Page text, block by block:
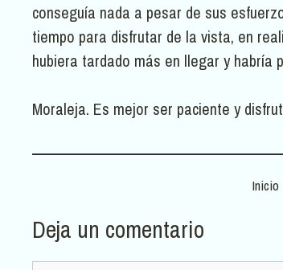
conseguía nada a pesar de sus
tiempo para disfrutar de la vista, en
hubiera tardado más en llegar y habría
Moraleja. Es mejor ser paciente y
Inicio
Deja un comentario